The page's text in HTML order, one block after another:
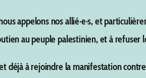
appelons nos allié·e·s, et
au peuple palestinien, et à refuser
déjà à rejoindre la manifestation